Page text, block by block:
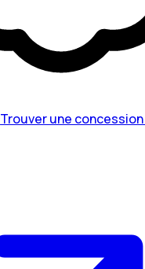
Trouver une